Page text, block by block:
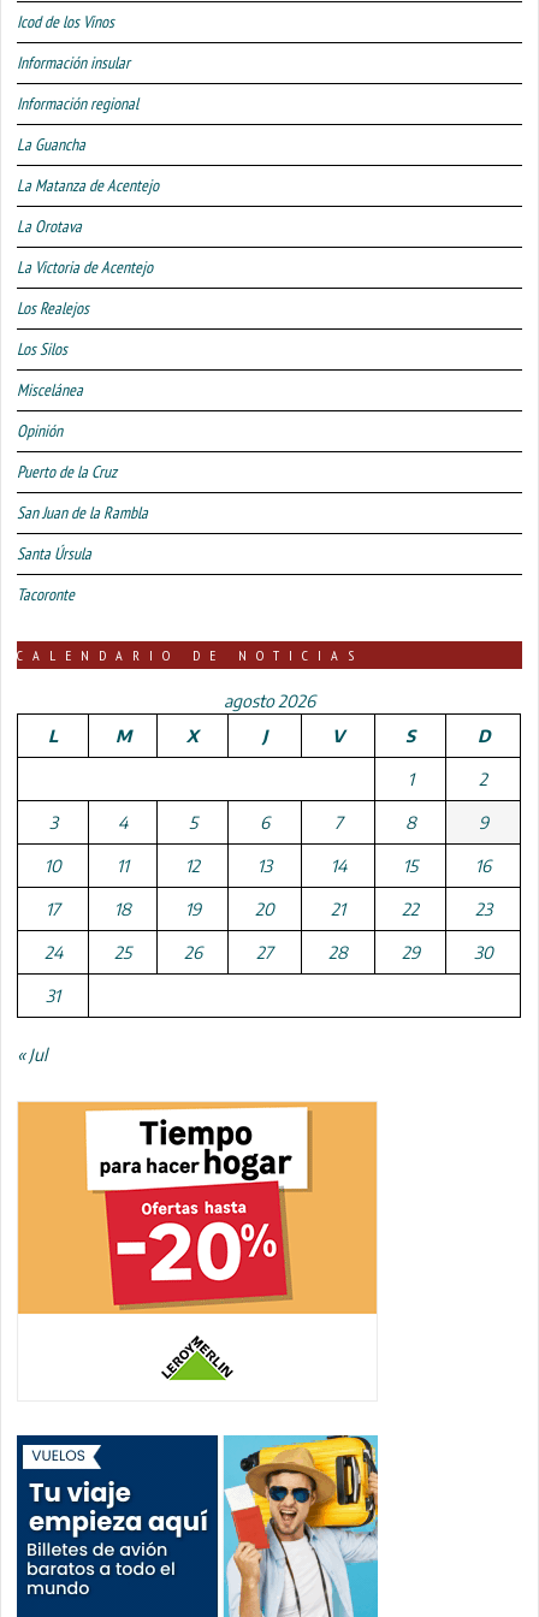
Icod de los Vinos
Información insular
Información regional
La Guancha
La Matanza de Acentejo
La Orotava
La Victoria de Acentejo
Los Realejos
Los Silos
Miscelánea
Opinión
Puerto de la Cruz
San Juan de la Rambla
Santa Úrsula
Tacoronte
CALENDARIO DE NOTICIAS
agosto 2026
L
M X J V S D
1 2
3 4 5 6 7 8 9
10 11 12 13 14 15 16
17 18 19 20 21 22 23
24 25 26 27 28 29 30
31
« Jul